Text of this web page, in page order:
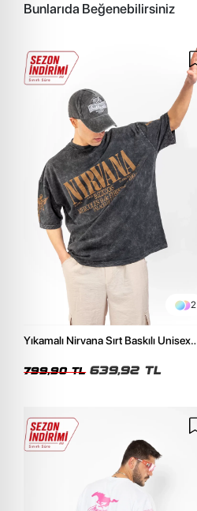
Bunlarıda Beğenebilirsiniz
2
Yıkamalı Nirvana Sırt Baskılı Unisex
799,90 TL 639,92 TL